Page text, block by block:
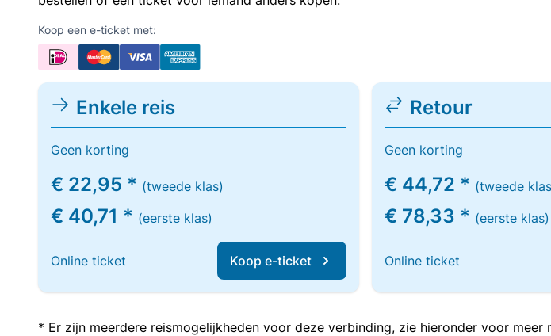
Koop een e-ticket met:
Enkele reis
Geen korting
€ 22,95 * (tweede klas)
€ 40,71 * (eerste klas)
Online ticket Koop e-ticket
Retour
Geen korting
€ 44,72 * (tweede
€ 78,33 * (eerste klas)
Online ticket
* Er zijn meerdere reismogelijkheden voor deze verbinding, zie hieronder voor meer